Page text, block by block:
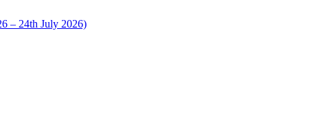
– 24th July 2026)